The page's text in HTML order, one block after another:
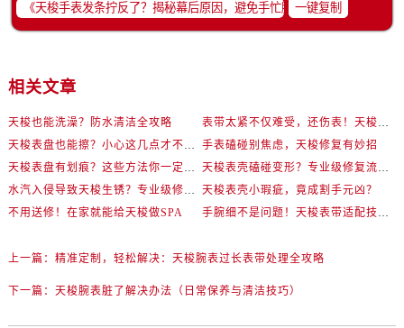
一键复制
相关文章
天梭也能洗澡？防水清洁全攻略
表带太紧不仅难受，还伤表！天梭佩戴优化技巧
天梭表盘也能擦？小心这几点才不伤机芯
手表磕碰别焦虑，天梭修复有妙招
天梭表盘有划痕？这些方法你一定要试试！
天梭表壳磕碰变形？专业级修复流程大公开
水汽入侵导致天梭生锈？专业级修复思路大公开
天梭表壳小瑕疵，竟成割手元凶？
不用送修！在家就能给天梭做SPA
手腕细不是问题！天梭表带适配技巧一次讲透
上一篇： 精准定制，轻松解决：天梭腕表过长表带处理全攻略
下一篇： 天梭腕表脏了解决办法（日常保养与清洁技巧）